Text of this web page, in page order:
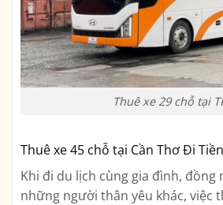
Thuê xe 29 chỗ tại
Thuê xe 45 chỗ tại Cần Thơ Đi
Khi đi du lịch cùng gia đình, đồng
những người thân yêu khác, việc